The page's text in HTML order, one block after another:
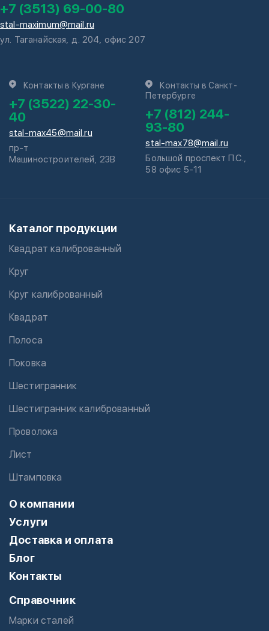
+7 (3513) 69-00-80
stal-maximum@mail.ru
ул. Таганайская, д. 204, офис 207
Контакты в Кургане
+7 (3522) 22-30-
40
stal-max45@mail.ru
пр-т
Машиностроителей, 23В
Контакты в Санкт-
Петербурге
+7 (812) 244-
93-80
stal-max78@mail.ru
Большой проспект П.С.,
58 офис 5-11
Каталог продукции
Квадрат калиброванный
Круг
Круг калиброванный
Квадрат
Полоса
Поковка
Шестигранник
Шестигранник калиброванный
Проволока
Лист
Штамповка
О компании
Услуги
Доставка и оплата
Блог
Контакты
Справочник
Марки сталей